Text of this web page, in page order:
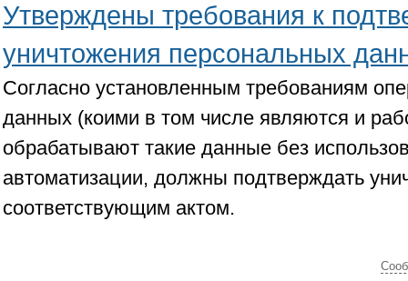
Утверждены требования к
уничтожения персональных
Согласно установленным требованиям
данных (коими в том числе являются и
обрабатывают такие данные без
автоматизации, должны подтверждать
соответствующим актом.